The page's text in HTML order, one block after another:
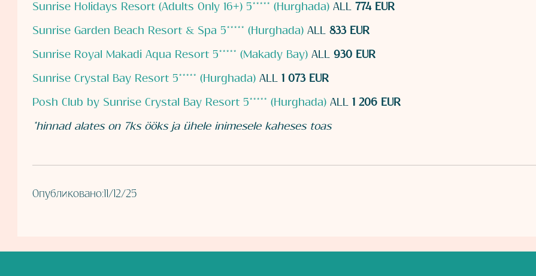
Sunrise Holidays Resort (Adults Only 16+) 5***** (Hurghada) ALL 774 EUR
Sunrise Garden Beach Resort & Spa 5***** (Hurghada) ALL 833 EUR
Sunrise Royal Makadi Aqua Resort 5***** (Makady Bay) ALL 930 EUR
Sunrise Crystal Bay Resort 5***** (Hurghada) ALL 1 073 EUR
Posh Club by Sunrise Crystal Bay Resort 5***** (Hurghada) ALL 1 206 EUR
*hinnad alates on 7ks ööks ja ühele inimesele kaheses toas
Опубликовано:11/12/25